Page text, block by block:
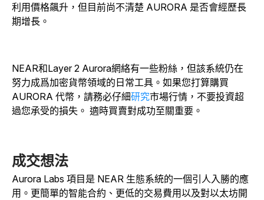
利用價格飆升，但目前尚不清楚 AURORA 是否會經歷長
期增長。
NEAR和Layer 2 Aurora網絡有一些粉絲，但該系統仍在
努力成爲加密貨幣領域的日常工具。如果您打算購買
AURORA 代幣，請務必仔細研究市場行情，不要投資超
過您承受的損失。 適時買賣對成功至關重要。
成交想法
Aurora Labs 項目是 NEAR 生態系統的一個引人入勝的應
用。更簡單的智能合約、更低的交易費用以及對以太坊開